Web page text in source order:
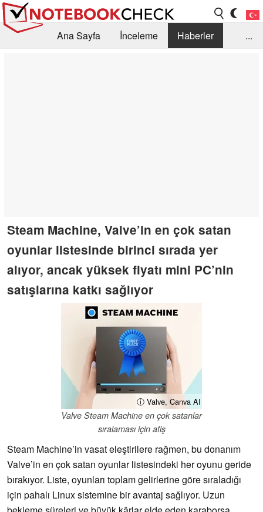
Ana Sayfa İnceleme
Haberler
...
Steam Machine, Valve’in en çok satan
oyunlar listesinde birinci sırada yer
alıyor, ancak yüksek fiyatı mini PC’nin
satışlarına katkı sağlıyor
ⓘ Valve, Canva AI
Valve Steam Machine en çok satanlar
sıralaması için afiş
Steam Machine’in vasat eleştirilere rağmen, bu donanım
Valve’in en çok satan oyunlar listesindeki her oyunu geride
bırakıyor. Liste, oyunları toplam gelirlerine göre sıraladığı
için pahalı Linux sistemine bir avantaj sağlıyor. Uzun